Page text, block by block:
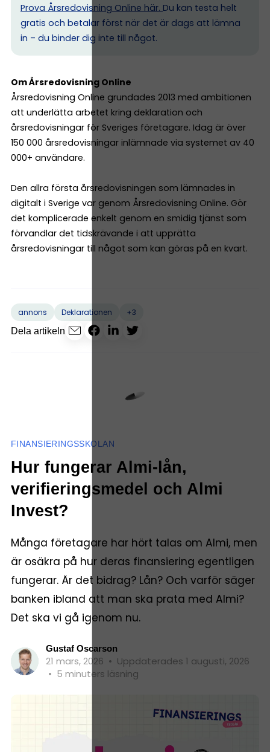
Prova Årsredovisning Online här. Du kan testa helt
gratis och betalar först när det är dags att lämna
in – du binder dig inte till något.
Om Årsredovisning Online
Årsredovisning Online grundades 2013 med ambitionen
att underlätta arbetet kring deklaration och
årsredovisningar för Sveriges företagare. Idag är över
150 000 årsredovisningar inlämnade via systemet av 40
000+ användare.
Den allra första årsredovisningen som lämnades in
digitalt i Sverige var genom Årsredovisning Online. Gör
det komplicerade enkelt genom en smidig tjänst som
förvandlar det tidskrävande i att upprätta
årsredovisningar till något som kan göras på en kvart.
annons Deklarationen
+3
Dela artikeln
FINANSIERINGSSKOLAN
Hur fungerar Almi-lån,
verifieringsmedel och Almi
Invest?
Många företagare har hört talas om Almi, men
är osäkra på hur deras finansiering egentligen
fungerar. Är det bidrag? Lån? Och varför säger
banken ibland att man ska prata med Almi?
Det ska vi gå igenom nu.
Gustaf Oscarson
21 mars, 2026 • Uppdaterades 1 augusti, 2026
• 5 minuters läsning